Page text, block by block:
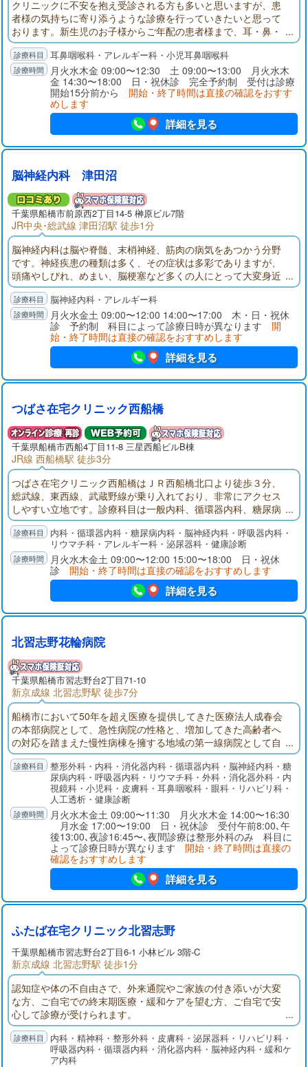
クリニックに不安を抱え受診される方も多いと思いますが、患
者様の気持ちに寄り添うような診療を行っていきたいと思って
おります。新生児のお子様からご年配の患者様まで、耳・鼻・
のどでお困りの方、どうぞお気軽にご相談くださいませ。
耳鼻咽喉科・アレルギー科・小児耳鼻咽喉科
月火水木金 09:00〜12:30 土 09:00〜13:00 月火水木
金 14:30〜18:00 日・祝休診 完全予約制 受付は診療
開始15分前から 開始・終了時間は直接の確認をおすす
めします
詳細を見る
脳神経内科 津田沼
千葉県船橋市前原西2丁目14-5 榊原ビル7階
JR中央･総武線 津田沼駅 徒歩1分
脳神経内科は脳や脊髄、末梢神経、筋肉の病気をあつかう分野
です。神経疾患の種類は多く、その症状は多彩でありますが、
頭痛やしびれ、めまい、脳梗塞など多くの人にとって大変身近
な専門領域です。しかし、専門医が少なく、多くの医療機関で
は十分あつかう事ができませんでした。 脳神経内科 津田沼では
3人の著名な専門医が集まり、患者さんに最新・最善の医療を提
供し、皆様のお役に立ちたいと存じます。
脳神経内科・アレルギー科
月火水金土 09:00〜12:00 14:00〜17:00 木・日・祝休
診 予約制 科目によって診療日時が異なります 開
始・終了時間は直接の確認をおすすめします
詳細を見る
つばさ在宅クリニック西船橋
千葉県船橋市西船4丁目11-8 三星西船ビルB棟
JR線 西船橋駅 徒歩3分
つばさ在宅クリニック西船橋はＪＲ西船橋北口より徒歩３分、
総武線、東西線、武蔵野線が乗り入れており、非常にアクセス
しやすい立地です。診療科目は一般内科、循環器内科、糖尿病
内科、脳神経内科、リウマチ科、呼吸器内科、アレルギー科の
ほか、禁煙外来、睡眠時無呼吸症候群外来など幅広く診療を行
っております。土曜日18時まで外来診察が可能、ＷＥＢ予約も
受け付けており、待ち時間が短くなるよう工夫しております。
内科・循環器内科・糖尿病内科・脳神経内科・呼吸器内科・
リウマチ科・アレルギー科・泌尿器科・健康診断
月火水木金土 09:00〜12:00 15:00〜18:00 日・祝休
診 開始・終了時間は直接の確認をおすすめします
詳細を見る
北習志野花輪病院
千葉県船橋市習志野台2丁目71-10
新京成線 北習志野駅 徒歩7分
船橋市において50年を超え医療を提供してきた医療法人成春会
の本部病院として、急性病院の性格と、増加してきた高齢者へ
の対応を踏まえた慢性病棟を擁する地域の第一線病院として自
負しております。人工透析センターでは永年蓄積したデータと
経験、最新の透析機械により外来・入院治療を行っておりま
す。人工関節脊椎センターでは関節や腰等の痛みの治療を行っ
ております。特にひざ人工関節置換術は北海道や鹿児島、中
国・アメリカより手術を受けに来院頂いております。
整形外科・内科・消化器内科・循環器内科・脳神経内科・糖
尿病内科・呼吸器内科・リウマチ科・外科・消化器外科・内
視鏡科・小児科・皮膚科・耳鼻咽喉科・眼科・リハビリ科・
人工透析・健康診断
月火水木金土 09:00〜11:30 月火水木金 14:00〜16:30
月水金 17:00〜19:00 日・祝休診 受付午前8:00､午
後13:00､夜診16:45〜､夜間診療は整形外科のみ 科目に
よって診療日時が異なります 開始・終了時間は直接の
確認をおすすめします
詳細を見る
ふたば在宅クリニック北習志野
千葉県船橋市習志野台2丁目6-1 小林ビル 3階-C
新京成線 北習志野駅 徒歩1分
認知症や体の不自由さで、外来通院やご家族の付き添いが大変
な方、ご自宅での終末期医療・緩和ケアを望む方、ご自宅で安
心して診療が受けられます。
内科・精神科・整形外科・皮膚科・泌尿器科・リハビリ科・
呼吸器内科・循環器内科・消化器内科・脳神経内科・緩和ケ
ア内科